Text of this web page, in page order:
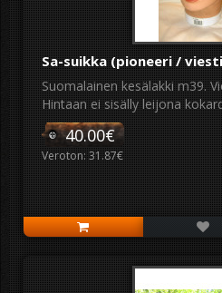
Sa-suikka (pioneeri /
Suomalainen kesälakki m39.
Hintaan ei sisälly leijona
40.00€
Veroton: 31.87€